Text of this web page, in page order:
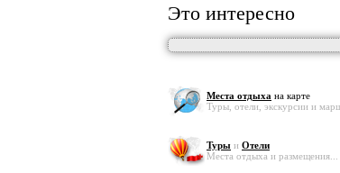
Это интересно
Места отдыха на карте
Туры, отели, экскурсии и
Туры и Отели
Места отдыха и размещения...